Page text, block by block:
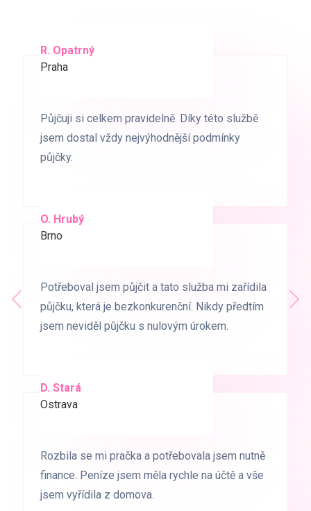
R. Opatrný
Praha
Půjčuji si celkem pravidelně. Díky této službě
jsem dostal vždy nejvýhodnější podmínky
půjčky.
O. Hrubý
Brno
Potřeboval jsem půjčit a tato služba mi zařídila
půjčku, která je bezkonkurenční. Nikdy předtím
jsem neviděl půjčku s nulovým úrokem.
D. Stará
Ostrava
Rozbila se mi pračka a potřebovala jsem nutně
finance. Peníze jsem měla rychle na účtě a vše
jsem vyřídila z domova.
K. Novák
Brno
Půjčuji si celkem pravidelně. Díky této službě
jsem dostal vždy nejvýhodnější podmínky
půjčky.
D. Starý
Praha
Potřeboval jsem půjčit a tato služba mi zařídila
půjčku, která je bezkonkurenční. Nikdy předtím
jsem neviděl půjčku s nulovým úrokem.
L. Milá
Ostrava
Rozbila se mi pračka a potřebovala jsem nutně
finance. Peníze jsem měla rychle na účtě a vše
jsem vyřídila z domova.
Předchozí